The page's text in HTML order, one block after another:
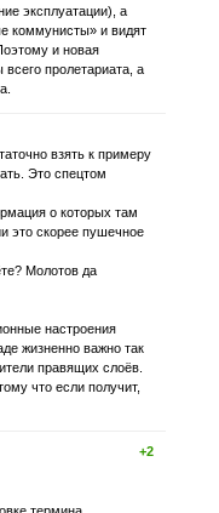
эксплуатации), а
коммунисты» и видят
и новая
пролетариата, а
взять к примеру
Это спецтом
о которых там
это скорее пушечное
Молотов да
настроения
жизненно важно так
правящих слоёв.
что если получит,
+2